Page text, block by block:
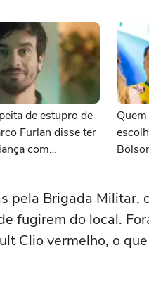
de estupro de
Furlan disse ter
com
pela Brigada Militar,
fugirem do local.
Clio vermelho, o